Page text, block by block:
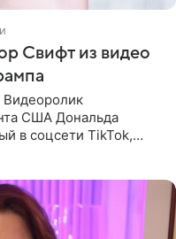
Свифт из видео
США Дональда
в соцсети TikTok,